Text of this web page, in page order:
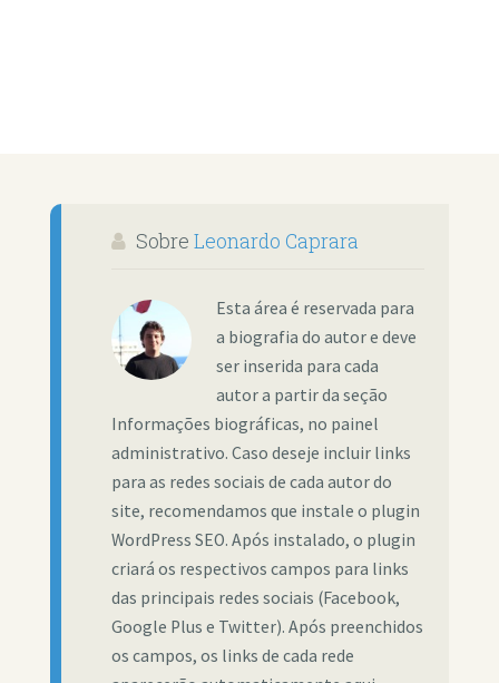
Sobre Leonardo Caprara
Esta área é reservada para
a biografia do autor e deve
ser inserida para cada
autor a partir da seção
Informações biográficas, no painel
administrativo. Caso deseje incluir links
para as redes sociais de cada autor do
site, recomendamos que instale o plugin
WordPress SEO. Após instalado, o plugin
criará os respectivos campos para links
das principais redes sociais (Facebook,
Google Plus e Twitter). Após preenchidos
os campos, os links de cada rede